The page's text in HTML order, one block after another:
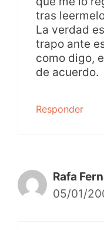
tras
La verdad
trapo ante
como digo,
de acuerdo.
Responder
Rafa
05/01/